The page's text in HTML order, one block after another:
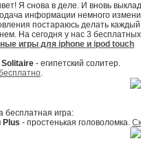
Я снова в деле. И вновь
информации немного
постараюсь делать
На сегодня у нас 3
игры для iphone и ipod touch
Solitaire - египетский солитер.
.
бесплатная игра:
Plus - простенькая головоломка.